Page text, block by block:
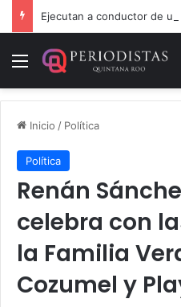
Ejecutan a conductor de un
Menú
Inicio / Política
Política
Renán
celebra con
la Familia
Cozumel y